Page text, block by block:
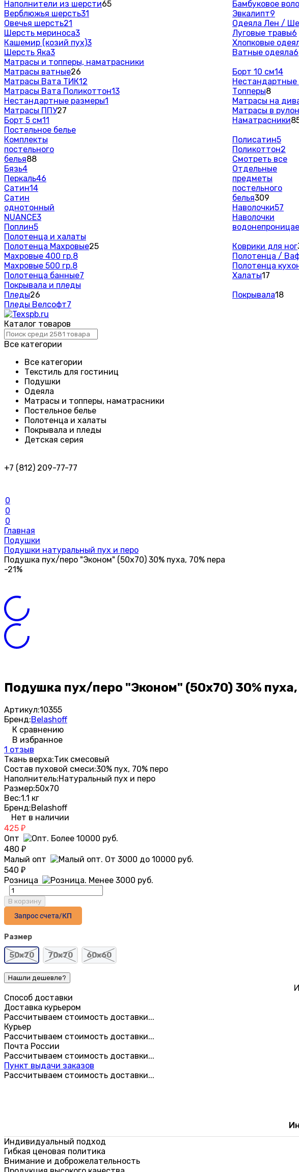
Наполнители из шерсти65
Верблюжья шерсть31
Овечья шерсть21
Шерсть мериноса3
Кашемир (козий пух)3
Шерсть Яка3
Бамбуковое
Эвкалипт9
Одеяла Лен /
Луговые травы6
Хлопковые
Ватные одеяла6
Матрасы и топперы, наматрасники
Матрасы ватные26
Матрасы Вата ТИК12
Матрасы Вата Поликоттон13
Нестандартные размеры1
Матрасы ППУ27
Борт 5 см11
Борт 10 см14
Нестандартные
Топперы8
Матрасы на
Матрасы в
Наматрасники
Постельное белье
Комплекты
постельного
белья88
Бязь4
Перкаль46
Сатин14
Сатин
однотонный
NUANCE3
Поплин5
Полисатин5
Поликоттон2
Смотреть все
Отдельные
предметы
постельного
белья309
Наволочки57
Наволочки
Полотенца и халаты
Полотенца Махровые25
Махровые 400 гр.8
Махровые 500 гр.8
Полотенца банные7
Коврики для ног
Полотенца /
Полотенца
Халаты17
Покрывала и пледы
Пледы26
Пледы Велсофт7
Покрывала18
Каталог товаров
Все категории
Все категории
Текстиль для гостиниц
Подушки
Одеяла
Матрасы и топперы, наматрасники
Постельное белье
Полотенца и халаты
Покрывала и пледы
Детская серия
+7 (812) 209-77-77
0
0
0
Главная
Подушки
Подушки натуральный пух и перо
Подушка пух/перо "Эконом" (50х70) 30% пуха, 70% пера
-21%
Подушка пух/перо "Эконом" (50х70) 30% пуха,
Артикул:10355
Бренд:Belashoff
К сравнению
В избранное
1 отзыв
Ткань верха:Тик смесовый
Состав пуховой смеси:30% пух, 70% перо
Наполнитель:Натуральный пух и перо
Размер:50х70
Вес:1.1 кг
Бренд:Belashoff
Нет в наличии
425 ₽
Опт
480 ₽
Малый опт
540 ₽
Розница
В корзину
Запрос счета/КП
Размер
50х70 70х70 60х60
Способ доставки
Доставка курьером
Рассчитываем стоимость доставки...
Курьер
Рассчитываем стоимость доставки...
Почта России
Рассчитываем стоимость доставки...
Пункт выдачи заказов
Рассчитываем стоимость доставки...
Индивидуальный подход
Гибкая ценовая политика
Внимание и доброжелательность